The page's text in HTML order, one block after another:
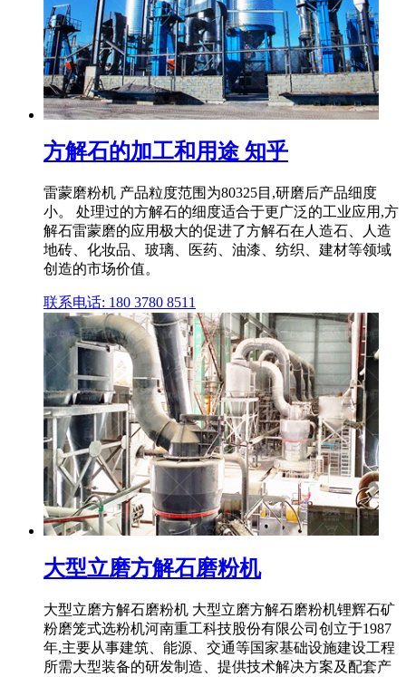
方解石的加工和用途 知乎
雷蒙磨粉机 产品粒度范围为80325目,研磨后产品细度
小。 处理过的方解石的细度适合于更广泛的工业应用,方
解石雷蒙磨的应用极大的促进了方解石在人造石、人造
地砖、化妆品、玻璃、医药、油漆、纺织、建材等领域
创造的市场价值。
联系电话: 180 3780 8511
大型立磨方解石磨粉机
大型立磨方解石磨粉机 大型立磨方解石磨粉机锂辉石矿
粉磨笼式选粉机河南重工科技股份有限公司创立于1987
年,主要从事建筑、能源、交通等国家基础设施建设工程
所需大型装备的研发制造、提供技术解决方案及配套产